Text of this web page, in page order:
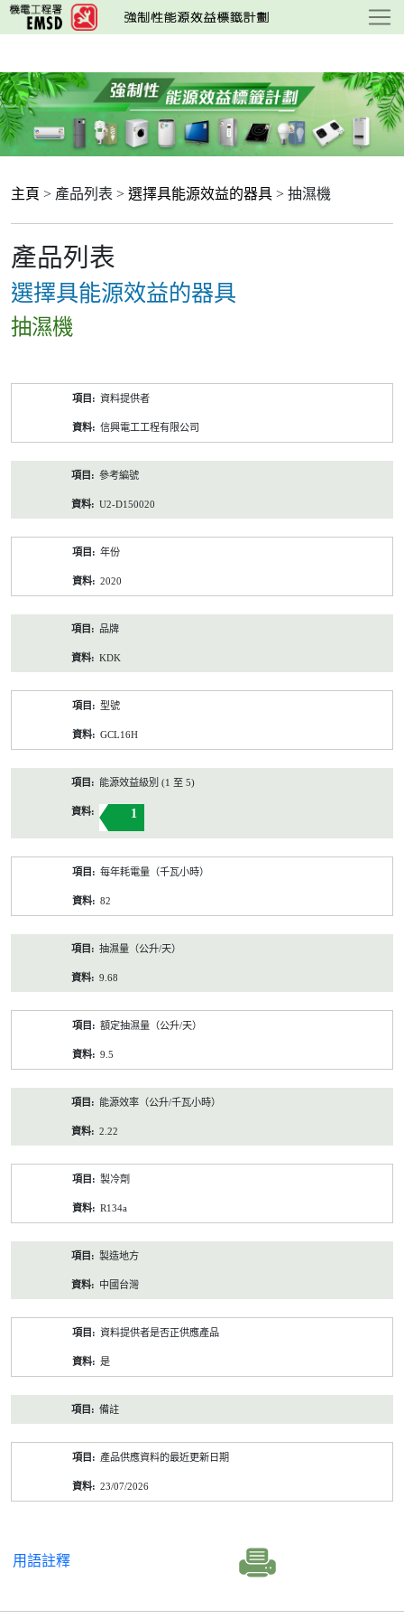
跳
至
要
內
容
主頁 > 產品列表 > 選擇具能源效益的器具 > 抽濕機
產品列表
選擇具能源效益的器具
抽濕機
資料提供者
信興電工工程有限公司
參考編號
U2-D150020
年份
2020
品牌
KDK
型號
GCL16H
能源效益級別 (1 至 5)
1
每年耗電量（千瓦小時）
82
抽濕量（公升/天）
9.68
額定抽濕量（公升/天）
9.5
能源效率（公升/千瓦小時）
2.22
製冷劑
R134a
製造地方
中國台灣
資料提供者是否正供應產品
是
備註
產品供應資料的最近更新日期
23/07/2026
用語註釋